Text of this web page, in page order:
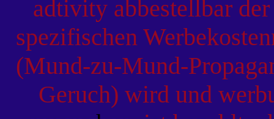
adtivity abbestellbar
spezifischen
(Mund-zu-Mund-
Geruch) wird und